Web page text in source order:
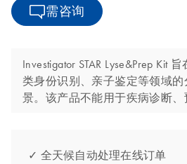
需咨询
Investigator STAR Lyse&Prep Kit
类身份识别、亲子鉴定等领域
景。该产品不能用于疾病诊断、
✓ 全天候自动处理在线订单